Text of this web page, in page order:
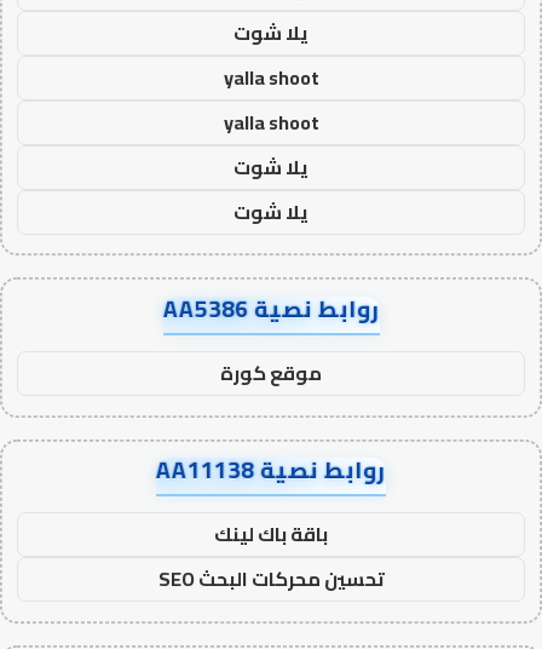
يلا شوت
yalla shoot
yalla shoot
يلا شوت
يلا شوت
روابط نصية AA5386
موقع كورة
روابط نصية AA11138
باقة باك لينك
تحسين محركات البحث SEO